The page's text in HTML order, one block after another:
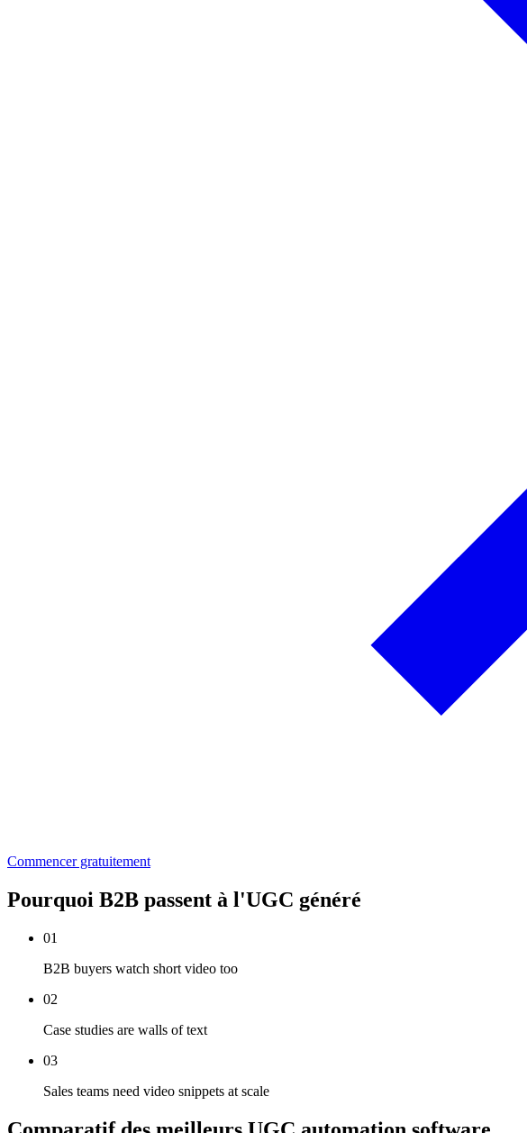
Commencer gratuitement
Pourquoi B2B passent à l'UGC généré
01
B2B buyers watch short video too
02
Case studies are walls of text
03
Sales teams need video snippets at scale